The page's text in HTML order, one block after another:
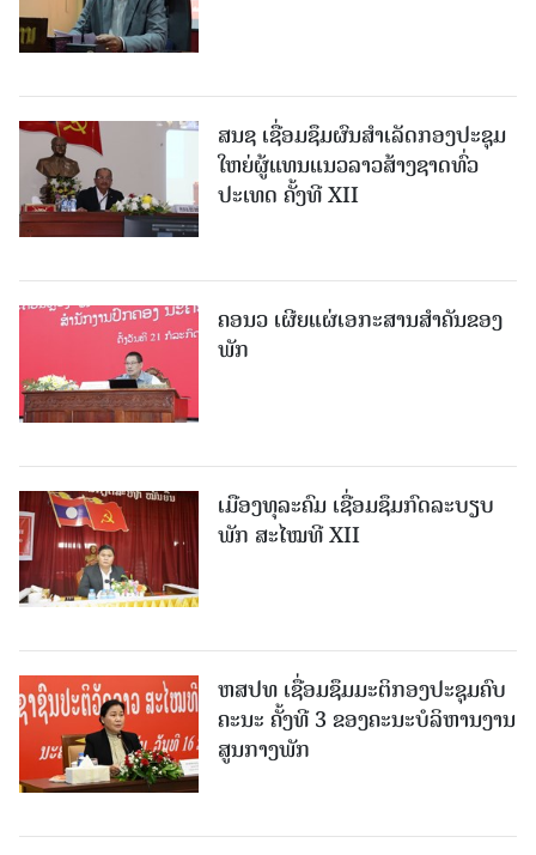
ສນຊ ເຊື່ອມຊຶມຜົນສໍາເລັດກອງປະຊຸມ
ໃຫຍ່ຜູ້ແທນແນວລາວສ້າງຊາດທົ່ວ
ປະເທດ ຄັ້ງທີ XII
ຄອນວ ເຜີຍແຜ່ເອກະສານສໍາຄັນຂອງ
ພັກ
ເມືອງທຸລະຄົມ ເຊື່ອມຊຶມກົດລະບຽບ
ພັກ ສະໄໝທີ XII
ຫສປທ ເຊື່ອມຊຶມມະຕິກອງປະຊຸມຄົບ
ຄະນະ ຄັ້ງທີ 3 ຂອງຄະນະບໍລິຫານງານ
ສູນກາງພັກ